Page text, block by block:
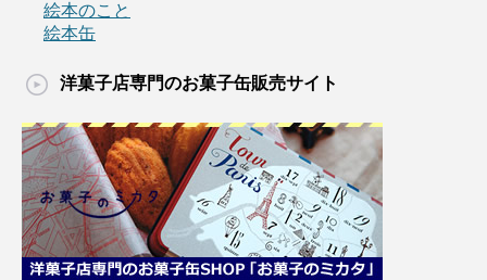
絵本のこと
絵本缶
洋菓子店専門のお菓子缶販売サイト